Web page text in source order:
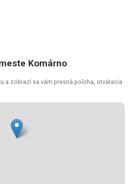
Komárno
a zobrazí sa vám presná poloha, otváracia